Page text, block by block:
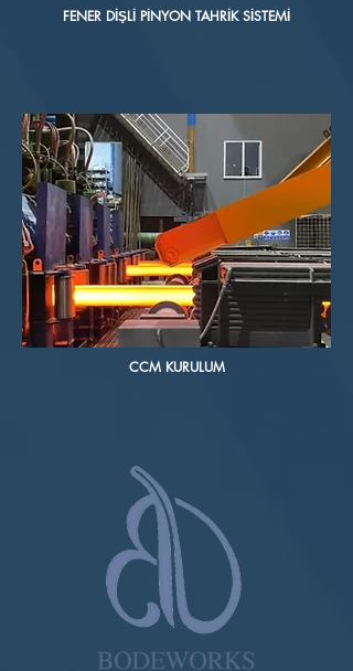
FENER DİŞLİ PİNYON TAHRİK SİSTEMİ
CCM KURULUM